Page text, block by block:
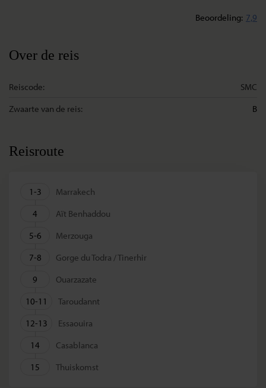
. In de doolhoven van deze oriëntaalse sultansteden
dwaal je door kleurrijke, geurige overdekte markten. Je kunt als
zandduinen , je slaapt twee nachten in een geitenharen
Beoordeling 7,9
Over de reis
Reiscode:
SMC
Zwaarte van de reis:
B
Reisroute
1-3
Marrakech
4
Aït Benhaddou
5-6
Merzouga
7-8
Gorge du Todra / Tinerhir
9
Ouarzazate
10-11
Taroudannt
12-13
Essaouira
14
Casablanca
15
Thuiskomst